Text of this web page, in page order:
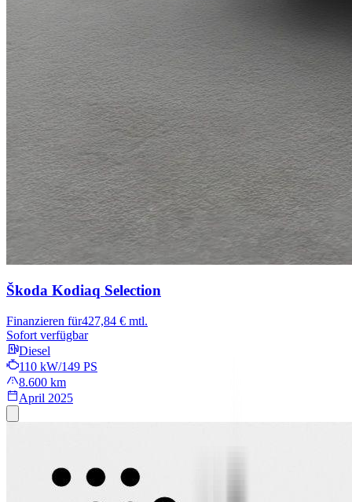
Škoda Kodiaq Selection
Finanzieren für427,84 € mtl.
Sofort verfügbar
Diesel
110 kW/149 PS
8.600 km
April 2025